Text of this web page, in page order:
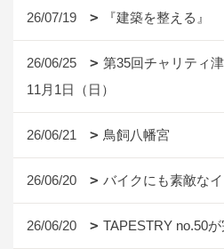
26/07/19 『建築を整える』
26/06/25
第35回チャリティ
11月1日（日）
26/06/21 鳥飼八幡宮
26/06/20 バイクにも素敵な
26/06/20 TAPESTRY no.50